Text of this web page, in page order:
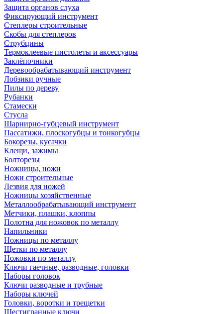
Защита органов слуха
Фиксирующий инструмент
Степлеры строительные
Скобы для степлеров
Струбцины
Термоклеевые пистолеты и аксессуары
Заклёпочники
Деревообрабатывающий инструмент
Лобзики ручные
Пилы по дереву
Рубанки
Стамески
Стусла
Шарнирно-губцевый инструмент
Пассатижи, плоскогубцы и тонкогубцы
Бокорезы, кусачки
Клещи, зажимы
Болторезы
Ножницы, ножи
Ножи строительные
Лезвия для ножей
Ножницы хозяйственные
Металлообрабатывающий инструмент
Метчики, плашки, клоппы
Полотна для ножовок по металлу
Напильники
Ножницы по металлу
Щетки по металлу
Ножовки по металлу
Ключи гаечные, разводные, головки
Наборы головок
Ключи разводные и трубные
Наборы ключей
Головки, воротки и трещетки
Шестигранные ключи